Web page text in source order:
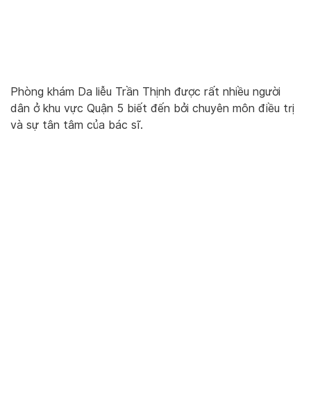
Phòng khám Da liễu Trần Thịnh được rất nhiều người
dân ở khu vực Quận 5 biết đến bởi chuyên môn điều trị
và sự tân tâm của bác sĩ.